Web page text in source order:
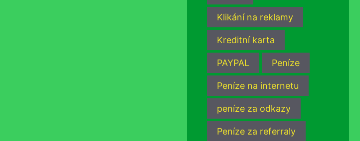
Klikání na reklamy
Kreditní karta
PAYPAL Peníze
Peníze na internetu
peníze za odkazy
Peníze za referraly